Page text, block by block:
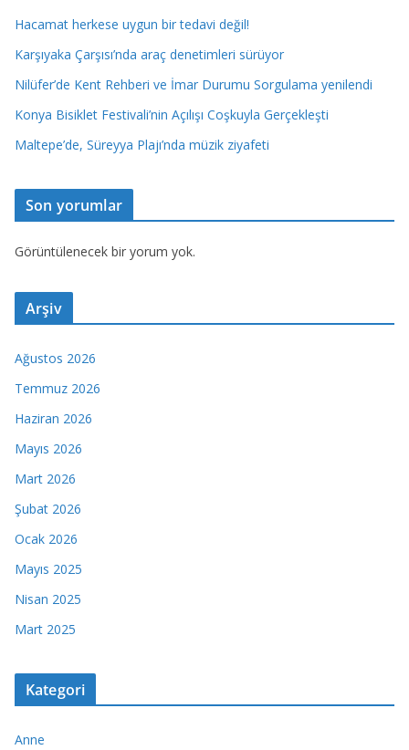
Hacamat herkese uygun bir tedavi değil!
Karşıyaka Çarşısı’nda araç denetimleri sürüyor
Nilüfer’de Kent Rehberi ve İmar Durumu Sorgulama yenilendi
Konya Bisiklet Festivali’nin Açılışı Coşkuyla Gerçekleşti
Maltepe’de, Süreyya Plajı’nda müzik ziyafeti
Son yorumlar
Görüntülenecek bir yorum yok.
Arşiv
Ağustos 2026
Temmuz 2026
Haziran 2026
Mayıs 2026
Mart 2026
Şubat 2026
Ocak 2026
Mayıs 2025
Nisan 2025
Mart 2025
Kategori
Anne